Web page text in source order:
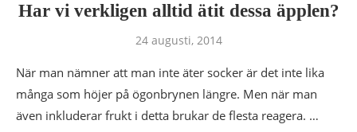
Har vi verkligen alltid ätit dessa äpplen?
24 augusti, 2014
När man nämner att man inte äter socker är det inte lika
många som höjer på ögonbrynen längre. Men när man
även inkluderar frukt i detta brukar de flesta reagera. …